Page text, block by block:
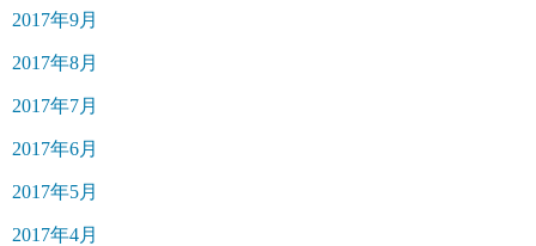
2017年9月
2017年8月
2017年7月
2017年6月
2017年5月
2017年4月